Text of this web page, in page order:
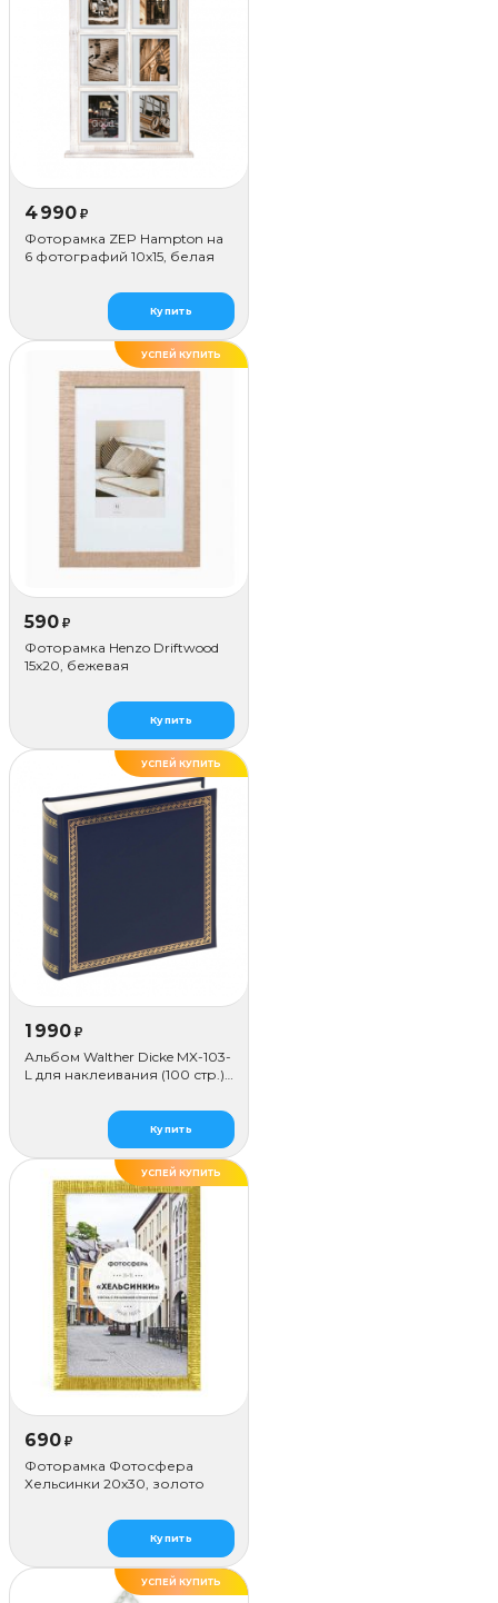
4 990 ₽
Фоторамка ZEP Hampton на
6 фотографий 10х15, белая
Купить
УСПЕЙ КУПИТЬ
590 ₽
Фоторамка Henzo Driftwood
15x20, бежевая
Купить
УСПЕЙ КУПИТЬ
1 990 ₽
Альбом Walther Dicke MX-103-
L для наклеивания (100 стр.),
Купить
УСПЕЙ КУПИТЬ
ДЕЛАЕМ САМИ
690 ₽
Фоторамка Фотосфера
Хельсинки 20x30, золото
Купить
ХИТ
УСПЕЙ КУПИТЬ